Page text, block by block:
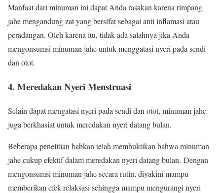
Manfaat dari minuman ini dapat Anda rasakan karena rimpang
jahe mengandung zat yang bersifat sebagai anti inflamasi atau
peradangan. Oleh karena itu, tidak ada salahnya jika Anda
mengonsumsi minuman jahe untuk menggatasi nyeri pada sendi
dan otot.
4. Meredakan Nyeri Menstruasi
Selain dapat mengatasi nyeri pada sendi dan otot, minuman jahe
juga berkhasiat untuk meredakan nyeri datang bulan.
Beberapa penelitian bahkan telah membuktikan bahwa minuman
jahe cukup efektif dalam meredakan nyeri datang bulan. Dengan
mengonsumsi minuman jahe secara rutin, diyakini mampu
memberikan efek relaksasi sehingga mampu mengurangi nyeri